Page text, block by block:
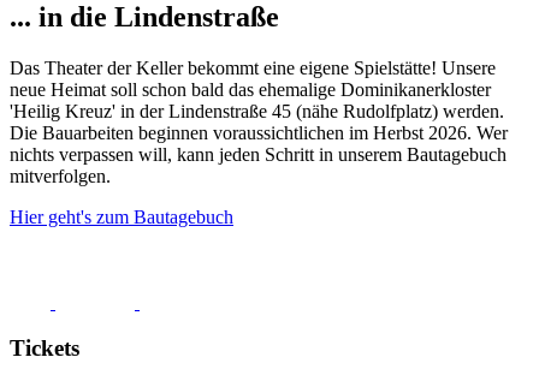
... in die Lindenstraße
Das Theater der Keller bekommt eine eigene Spielstätte! Unsere
neue Heimat soll schon bald das ehemalige Dominikanerkloster
'Heilig Kreuz' in der Lindenstraße 45 (nähe Rudolfplatz) werden.
Die Bauarbeiten beginnen voraussichtlichen im Herbst 2026. Wer
nichts verpassen will, kann jeden Schritt in unserem Bautagebuch
mitverfolgen.
Hier geht's zum Bautagebuch
Tickets